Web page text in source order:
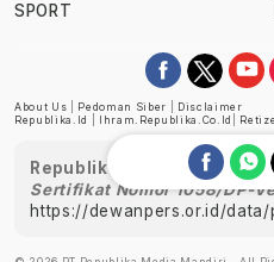
SPORT
About Us Pedoman Siber
Disclaimer
Republika.id
Ihram.republika.co.id
Republika telah
Sertifikat Nomor 1058/DP-
https://dewanpers.or.id/data/